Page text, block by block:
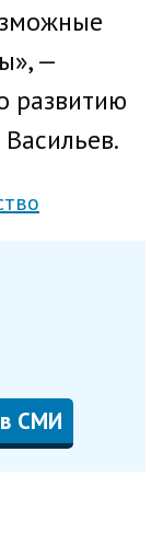
—
развитию
в СМИ